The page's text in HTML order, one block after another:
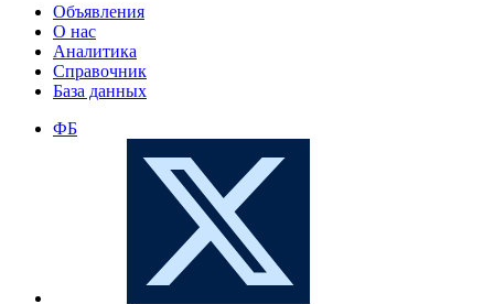
Объявления
О нас
Аналитика
Справочник
База данных
ФБ